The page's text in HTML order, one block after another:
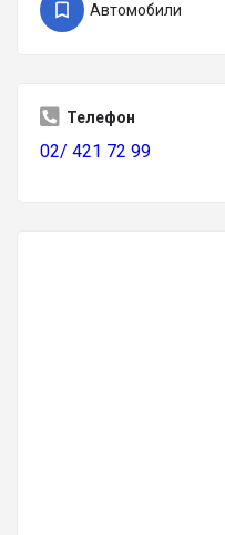
Автомобили
Телефон
02/ 421 72 99